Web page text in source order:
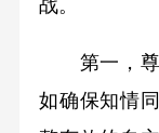
战。
第一，尊
如确保知情